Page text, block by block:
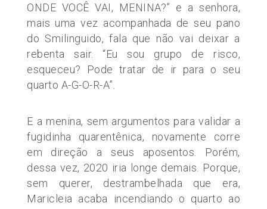
ONDE VOCÊ VAI, MENINA?” e a senhora,
mais uma vez acompanhada de seu pano
do Smilinguido, fala que não vai deixar a
rebenta sair. “Eu sou grupo de risco,
esqueceu? Pode tratar de ir para o seu
quarto A-G-O-R-A”.
E a menina, sem argumentos para validar a
fugidinha quarentênica, novamente corre
em direção a seus aposentos. Porém,
dessa vez, 2020 iria longe demais. Porque,
sem querer, destrambelhada que era,
Maricleia acaba incendiando o quarto ao